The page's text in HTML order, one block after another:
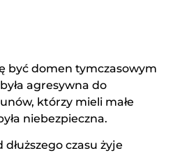
być domen tymczasowym
agresywna do
którzy mieli małe
niebezpieczna.
czasu żyje